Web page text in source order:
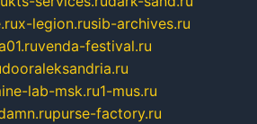
x-legion.rusib-archives.ru
venda-festival.ru
dooraleksandria.ru
lab-msk.ru1-mus.ru
purse-factory.ru